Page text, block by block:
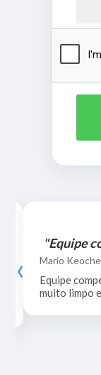
"Equipe
Mario
Equipe
muito limpo
‹